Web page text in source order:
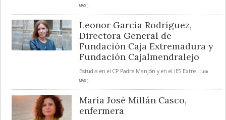
MÁS ]
Leonor García Rodríguez,
Directora General de
Fundación Caja Extremadura y
Fundación Cajalmendralejo
Estudia en el CP Padre Manjón y en el IES Extre... [ LEER
MÁS ]
María José Millán Casco,
enfermera